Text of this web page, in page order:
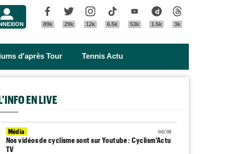
Facebook
89k
Twitter
29k
Instagram
12k
Tik Tok
6.5k
Youtube
53k
Dailymotion
1.5k 3k
d'après Tour Tennis Actu
EN LIVE
06/08
Média
Nos vidéos de cyclisme sont sur Youtube : Cyclism'Actu
TV